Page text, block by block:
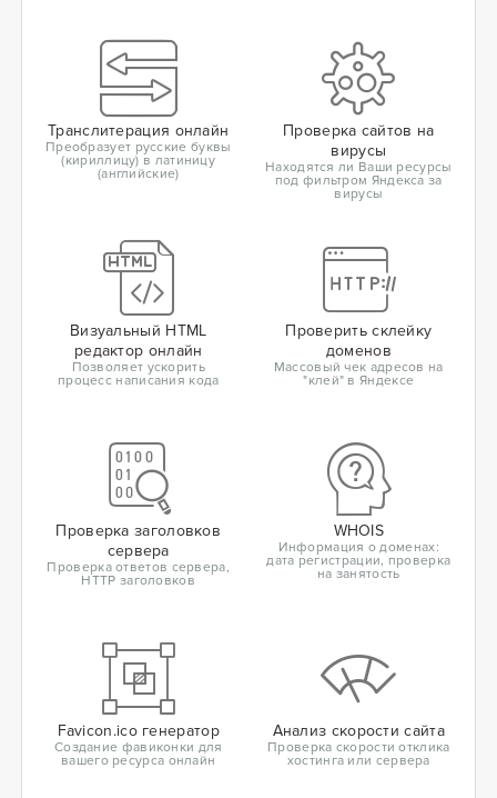
Транслитерация онлайн
Преобразует русские буквы
(кириллицу) в латиницу
(английские)
Проверка сайтов на
вирусы
Находятся ли Ваши ресурсы
под фильтром Яндекса за
вирусы
Визуальный HTML
редактор онлайн
Позволяет ускорить
процесс написания кода
Проверить склейку
доменов
Массовый чек адресов на
"клей" в Яндексе
Проверка заголовков
сервера
Проверка ответов сервера,
HTTP заголовков
WHOIS
Информация о доменах:
дата регистрации, проверка
на занятость
Favicon.ico генератор
Создание фавиконки для
вашего ресурса онлайн
Анализ скорости сайта
Проверка скорости отклика
хостинга или сервера